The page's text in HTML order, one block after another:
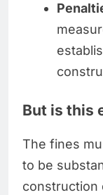
But is this
The fines
to be
construction